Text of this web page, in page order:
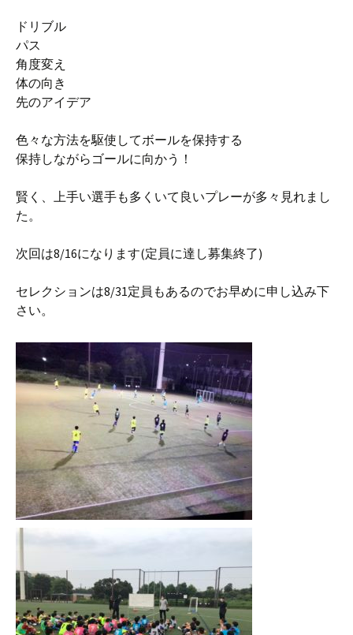
ドリブル
パス
角度変え
体の向き
先のアイデア
色々な方法を駆使してボールを保持する
保持しながらゴールに向かう！
賢く、上手い選手も多くいて良いプレーが多々見れまし
た。
次回は8/16になります(定員に達し募集終了)
セレクションは8/31定員もあるのでお早めに申し込み下
さい。